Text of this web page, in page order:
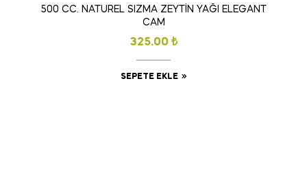
500 CC. NATUREL SIZMA ZEYTİN YAĞI ELEGANT
CAM
325.00 ₺
SEPETE EKLE